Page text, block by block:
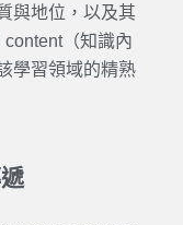
與地位，以及其
（知識內
學習領域的精熟